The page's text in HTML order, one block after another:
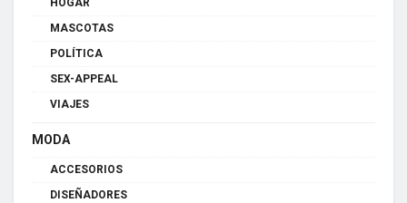
HOGAR
MASCOTAS
POLÍTICA
SEX-APPEAL
VIAJES
MODA
ACCESORIOS
DISEÑADORES